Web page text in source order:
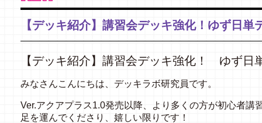
【デッキ紹介】講習会デッキ強化！ゆず日単
【デッキ紹介】講習会デッキ強化！ ゆず日
みなさんこんにちは、デッキラボ研究員です。
Ver.アクアプラス1.0発売以降、より多くの方が初心者講
足を運んでくださり、嬉しい限りです！